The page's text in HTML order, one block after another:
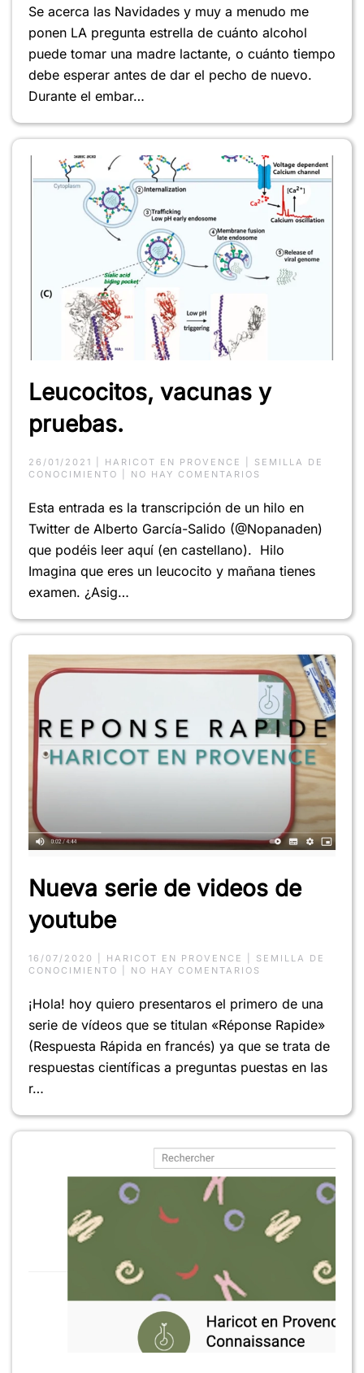
Se acerca las Navidades y muy a menudo me
ponen LA pregunta estrella de cuánto alcohol
puede tomar una madre lactante, o cuánto tiempo
debe esperar antes de dar el pecho de nuevo.
Durante el embar…
Leucocitos, vacunas y
pruebas.
26/01/2021 HARICOT EN PROVENCE
SEMILLA DE
CONOCIMIENTO
NO HAY COMENTARIOS
Y
PRUEBAS.
Esta entrada es la transcripción de un hilo en
Twitter de Alberto García-Salido (@Nopanaden)
que podéis leer aquí (en castellano). Hilo
Imagina que eres un leucocito y mañana tienes
examen. ¿Asig…
Nueva serie de videos de
youtube
16/07/2020 HARICOT EN PROVENCE
SEMILLA DE
CONOCIMIENTO
NO HAY COMENTARIOS
DE
VIDEOS
DE
YOUTUBE
¡Hola! hoy quiero presentaros el primero de una
serie de vídeos que se titulan «Réponse Rapide»
(Respuesta Rápida en francés) ya que se trata de
respuestas científicas a preguntas puestas en las
r…